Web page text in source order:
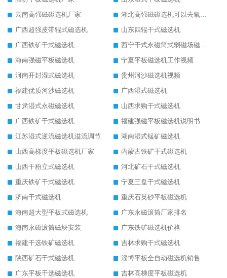
云南高强磁磁选机厂家
湖北高强磁磁选机可以去氧化铝
广西超强皮带辊式磁选机
山东四辊干式磁选机
广西铁矿干式磁选机
西宁干式永磁筒式弱磁场磁选机结构图
海南强磁平板磁选机
宁夏平板磁选机工作视频
河南开封湿式磁选机
贵州河沙磁选机视频
福建优质河沙磁选机
广西湿式磁选机
甘肃湿式永磁磁选机
山西求购干式磁选机
广西铁矿干式磁选机
福建强磁平板磁选机说明书
江苏湿式逆流磁选机溢流调节
湖南湿式锰矿磁选机
山西高梯度平板磁选机厂家
内蒙古铁矿干式磁选机
山西干粉立式磁选机
河北矿石干式磁选机
重庆铁矿干式磁选机
宁夏三盘干式磁选机
济南干式磁选机
重庆石英砂平板磁选机
海南超大型平板式磁选机
广东永磁滚筒厂家排名
海南永磁滚筒磁块安装
广东铁矿磁选机价格
福建干选铁矿磁选机
吉林求购干式磁选机
陕西矿石干式磁选机
淄博平板全自动磁选机销售
广东平板干选磁选机
吉林高梯度平板磁选机